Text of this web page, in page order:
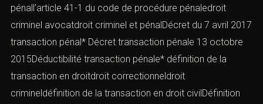
pénall’article 41-1 du code de procédure pénaledroit
criminel avocatdroit criminel et pénalDécret du 7 avril 2017
transaction pénal* Décret transaction pénale 13 octobre
2015Déductibilité transaction pénale* définition de la
transaction en droitdroit correctionneldroit
crimineldéfinition de la transaction en droit civilDéfinition